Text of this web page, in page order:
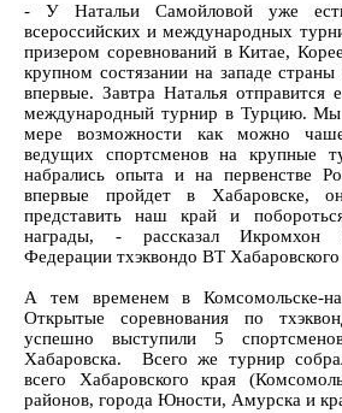
- У Натальи Самойловой уже
всероссийских и международных
призером соревнований в Китае,
крупном состязании на западе страны
впервые. Завтра Наталья
международный турнир в Турцию. Мы
мере возможности как можно
ведущих спортсменов на крупные
набрались опыта и на первенстве
впервые пройдет в Хабаровске,
представить наш край и
награды, - рассказал Икромхон
Федерации тхэквондо ВТ Хабаровского
А тем временем в Комсомольске-
Открытые соревнования по
успешно выступили 5
Хабаровска. Всего же турнир
всего Хабаровского края
районов, города Юности, Амурска и